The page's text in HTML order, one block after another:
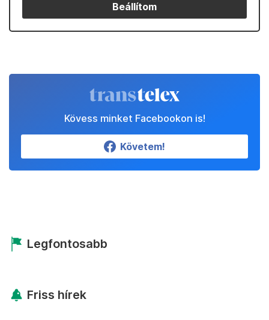
Beállítom
Kövess minket Facebookon is!
Követem!
Legfontosabb
Friss hírek